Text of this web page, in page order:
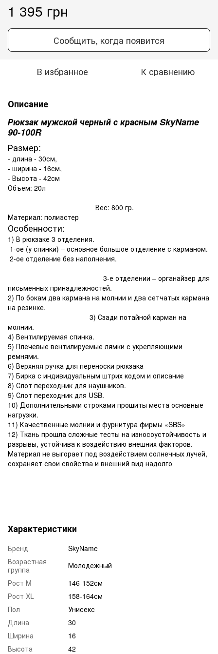
1 395 грн
Сообщить, когда появится
В избранное К сравнению
Описание
Рюкзак мужской черный с красным SkyName
90-100R
Размер:
- длина - 30см,
- ширина - 16см,
- Высота - 42см
Объем: 20л
Вес: 800 гр.
Материал: полиэстер
Особенности:
1) В рюкзаке 3 отделения.
1-ое (у спинки) – основное большое отделение с карманом.
2-ое отделение без наполнения.
3-е отделении – органайзер для
письменных принадлежностей.
2) По бокам два кармана на молнии и два сетчатых кармана
на резинке.
3) Сзади потайной карман на
молнии.
4) Вентилируемая спинка.
5) Плечевые вентилируемые лямки с укрепляющими
ремнями.
6) Верхняя ручка для переноски рюкзака
7) Бирка с индивидуальным штрих кодом и описание
8) Слот переходник для наушников.
9) Слот переходник для USB.
10) Дополнительными строками прошиты места основные
нагрузки.
11) Качественные молнии и фурнитура фирмы «SBS»
12) Ткань прошла сложные тесты на износоустойчивость и
разрывы, устойчива к воздействию внешних факторов.
Материал не выгорает под воздействием солнечных лучей,
сохраняет свои свойства и внешний вид надолго
Характеристики
Бренд
SkyName
Возрастная
группа
Молодежный
Рост M
146-152см
Рост XL
158-164см
Пол
Унисекс
Длина
30
Ширина
16
Высота
42